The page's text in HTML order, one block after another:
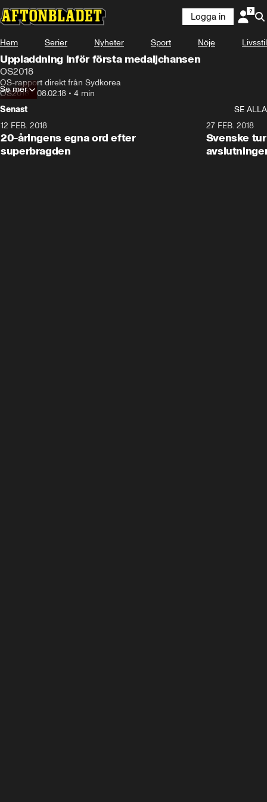
Logga in
Hem Serier Nyheter Sport Nöje Livsstil
Uppladdning inför första medaljchansen
OS2018
OS-rapport direkt från Sydkorea
OS2018• 08.02.18 • 4 min
Se mer
Senast
SE ALLA
12 FEB. 2018
20-åringens egna ord efter
superbragden
27 FEB. 2018
Svenske